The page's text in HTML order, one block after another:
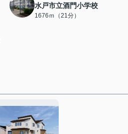
水戸市立酒門小学校
1676ｍ（21分）